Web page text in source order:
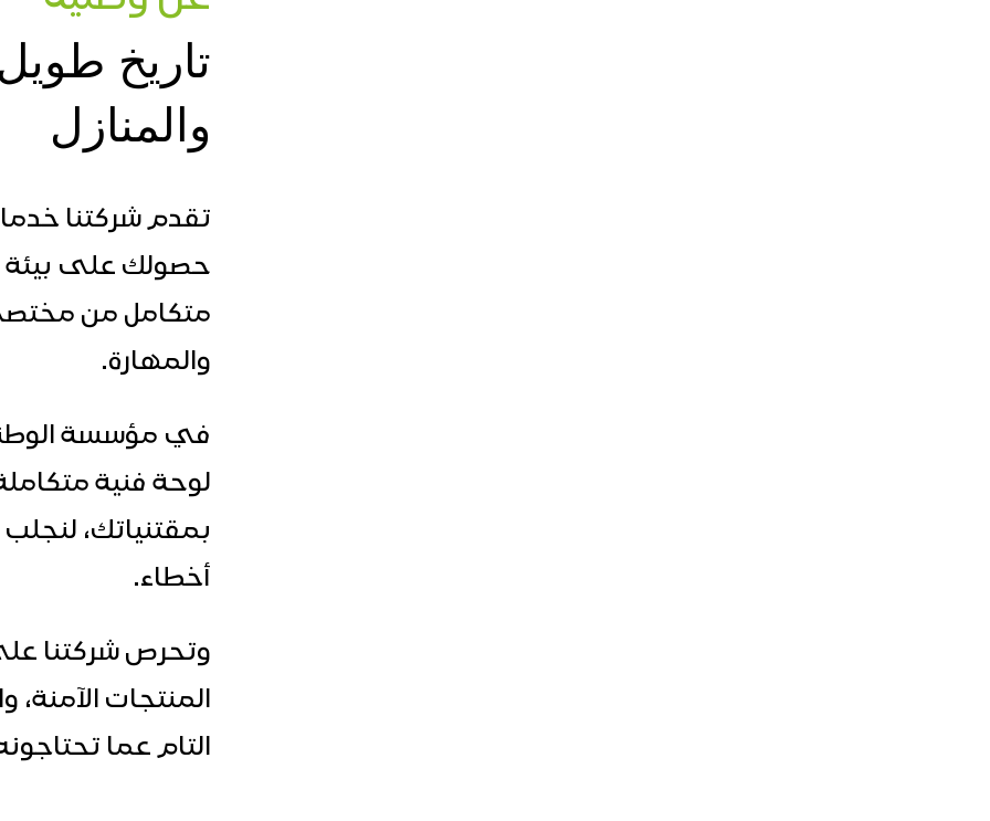
تاريخ
والمنازل
تقدم شركتنا
حصولك على بيئة
متكامل من مختصي
والمهارة.
في مؤسسة
لوحة فنية
بمقتنياتك،
أخطاء.
وتحرص شركتنا
المنتجات
التام عما